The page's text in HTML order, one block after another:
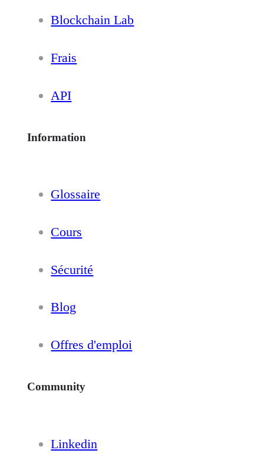
Blockchain Lab
Frais
API
Information
Glossaire
Cours
Sécurité
Blog
Offres d'emploi
Community
Linkedin